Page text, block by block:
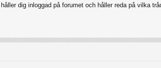
dig inloggad på forumet och håller reda på vilka